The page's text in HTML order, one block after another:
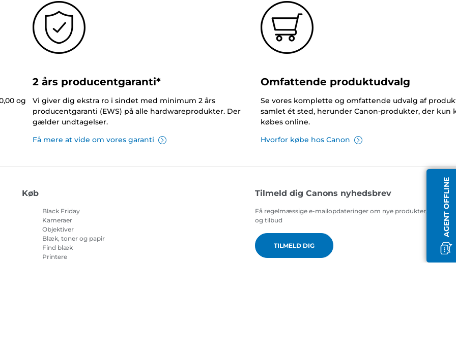
AGENT OFFLINE
og
2 års producentgaranti*
Vi giver dig ekstra ro i sindet med minimum 2 års
producentgaranti (EWS) på alle hardwareprodukter. Der
gælder undtagelser.
Få mere at vide om vores garanti
Omfattende produktudvalg
Se vores komplette og omfattende udvalg af
samlet ét sted, herunder Canon-produkter, der kun
købes online.
Hvorfor købe hos Canon
Køb
Black Friday
Kameraer
Objektiver
Blæk, toner og papir
Find blæk
Printere
Tilmeld dig Canons nyhedsbrev
Få regelmæssige e-mailopdateringer om nye produkter, nyttige
og tilbud
TILMELD DIG